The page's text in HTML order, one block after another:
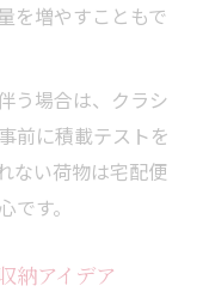
を増やすこともで
う場合は、クラシ
前に積載テストを
ない荷物は宅配便
す。
納アイデア